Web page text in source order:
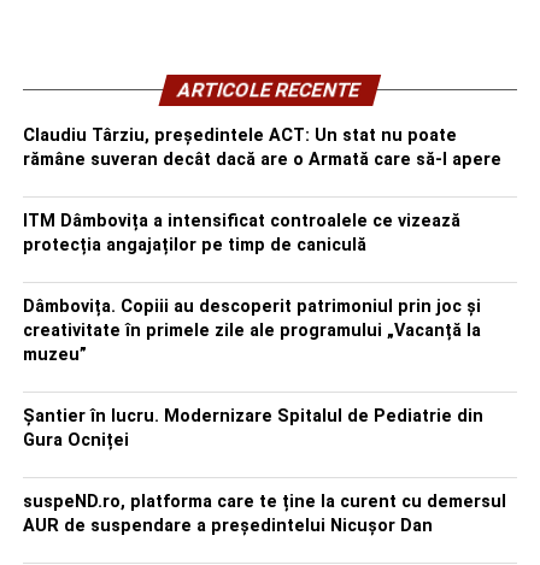
ARTICOLE RECENTE
Claudiu Târziu, președintele ACT: Un stat nu poate
rămâne suveran decât dacă are o Armată care să-l apere
ITM Dâmbovița a intensificat controalele ce vizează
protecția angajaților pe timp de caniculă
Dâmbovița. Copiii au descoperit patrimoniul prin joc și
creativitate în primele zile ale programului „Vacanță la
muzeu”
Șantier în lucru. Modernizare Spitalul de Pediatrie din
Gura Ocniței
suspeND.ro, platforma care te ține la curent cu demersul
AUR de suspendare a președintelui Nicușor Dan